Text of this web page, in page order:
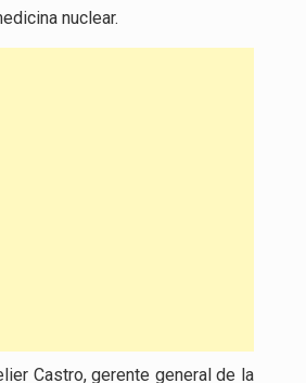
nuclear.
Castro, gerente general de la